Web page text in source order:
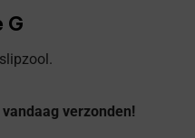
G
verzonden!